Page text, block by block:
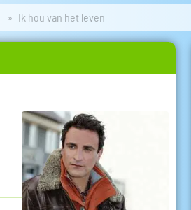
Ik hou van het leven